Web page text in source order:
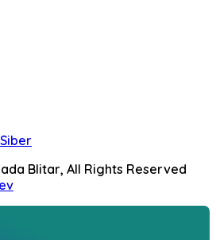
Blitar, All Rights Reserved